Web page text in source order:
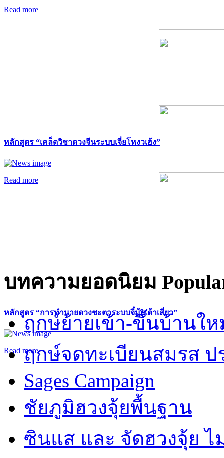
Read more
หลักสูตร “เคล็ดวิชาดวงจีนระบบเจี่ยโหงวเฮ้ง”
Read more
หลักสูตร “การทำนายดวงชะตาระบบจี๋มุ้ยเต้าเสี่ยว”
Read more
บทความยอดนิยม
ฤกษ์ย้ายเข้า-ขึ้นบ้านให
ฤกษ์จดทะเบียนสมรส ป
Sages Campaign
ชัยภูมิฮวงจุ้ยพื้นฐาน
ซินแส และ จัดฮวงจุ้ย ไ